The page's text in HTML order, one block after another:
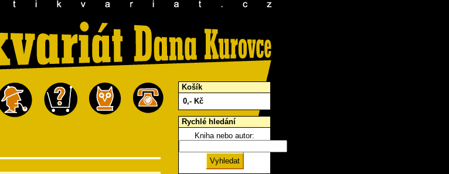
Košík
0,- Kč
Rychlé hledání
Kniha nebo autor: